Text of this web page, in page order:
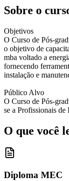
Sobre o
Objetivos
O Curso de Pós-
o objetivo de
mba voltado a
fornecendo
instalação e
Público Alvo
O Curso de Pós-
se a Profissionais
O que você
Diploma MEC